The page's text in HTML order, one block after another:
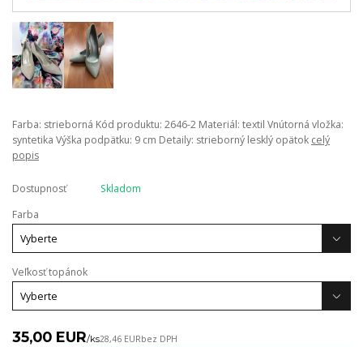
Farba: strieborná Kód produktu: 2646-2 Materiál: textil Vnútorná vložka:
syntetika Výška podpätku: 9 cm Detaily: strieborný lesklý opätok celý
popis
Dostupnosť
Skladom
Farba
Veľkosť topánok
35,00 EUR/ks28,46 EURbez DPH